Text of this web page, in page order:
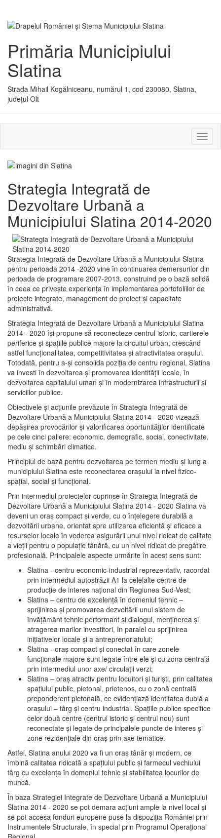
Primăria Municipiului
Slatina
Strada Mihail Kogălniceanu, numărul 1, cod 230080, Slatina,
județul Olt
sau
Strategia Integrată de
Dezvoltare Urbană a
Municipiului Slatina 2014-2020
Strategia Integrată de Dezvoltare Urbană a Municipiului Slatina
pentru perioada 2014 -2020 vine în continuarea demersurilor din
perioada de programare 2007-2013, construind pe o bază solidă
în ceea ce priveşte experienţa în implementarea portofoliilor de
proiecte integrate, management de proiect și capacitate
administrativă.
Strategia Integrată de Dezvoltare Urbană a Municipiului Slatina
2014 - 2020 își propune să reconecteze centrul istoric, cartierele
periferice şi spaţiile publice majore la circuitul urban, crescând
astfel funcţionalitatea, competitivitatea şi atractivitatea oraşului.
Totodată, pentru a-şi consolida poziţia de centru regional, Slatina
va investi în dezvoltarea şi promovarea identităţii locale, în
dezvoltarea capitalului uman şi în modernizarea infrastructurii şi
serviciilor publice.
Obiectivele şi acţiunile prevăzute în Strategia Integrată de
Dezvoltare Urbană a Municipiului Slatina 2014 - 2020 vizează
depășirea provocărilor şi valorificarea oportunităţilor identificate
pe cele cinci paliere: economic, demografic, social, conectivitate,
mediu şi schimbări climatice.
Principiul de bază pentru dezvoltarea pe termen mediu şi lung a
municipiului Slatina este reconectarea oraşului la nivel fizico-
spaţial, social şi funcţional.
Prin intermediul proiectelor cuprinse în Strategia Integrată de
Dezvoltare Urbană a Municipiului Slatina 2014 - 2020 Slatina va
deveni un oraş compact şi verde, cu o înţelegere durabilă a
dezvoltării urbane, orientat spre utilizarea eficientă şi eficace a
resurselor locale în vederea asigurării unui nivel ridicat de calitate
a vieţii pentru o populaţie tânără, cu un nivel ridicat de pregătire
profesională. Principalele aspecte urmărite în acest sens sunt:
Slatina - centru economic-industrial reprezentativ, racordat
prin intermediul autostrăzii A1 la celelalte centre de
producţie de interes naţional din Regiunea Sud-Vest;
Slatina – centru de excelenţă în domeniul tehnic –
sprijinirea şi promovarea dezvoltării unui sistem de
învăţământ tehnic performant şi dialogul, menţinerea şi
atragerea marilor investitori, în paralel cu sprijinirea
iniţiativelor locale şi a antreprenoriatului;
Slatina - oraş compact şi conectat în care zonele
funcţionale majore sunt legate între ele şi cu zona centrală
prin intermediul unor axe/ circulații verzi;
Slatina – oraş atractiv pentru locuitori şi turişti, prin calitatea
spaţiului public, pietonal, prietenos, cu o zonă centrală
preponderent pietonală, ce evidenţiază identitatea dublă a
oraşului – târg şi centru industrial. Spaţiile publice specifice
celor două centre (centrul istoric şi centrul nou) sunt
reconectate şi legate de principalele puncte de interes şi
zone rezidenţiale din oraş prin axe tematice.
Astfel, Slatina anului 2020 va fi un oraş tânăr şi modern, ce
îmbină calitatea ridicată a spaţiului public şi farmecul vechiului
târg cu excelenţa în domeniul tehnic şi stabilitatea locurilor de
muncă.
În baza Strategiei Integrate de Dezvoltare Urbană a Municipiului
Slatina 2014 - 2020 se pot demara acţiuni ample la nivel local şi
se pot accesa fonduri europene puse la dispoziţia României prin
Instrumentele Structurale, în special prin Programul Operațional